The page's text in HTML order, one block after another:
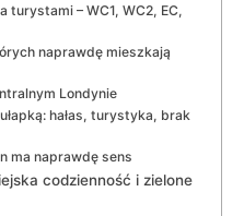
turystami – WC1, WC2, EC,
naprawdę mieszkają
Londynie
hałas, turystyka, brak
ma naprawdę sens
codzienność i zielone